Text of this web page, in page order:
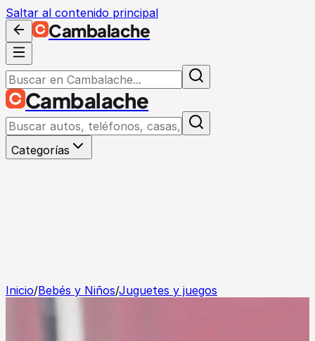
Saltar al contenido principal
Cambalache
Cambalache
Categorías
Inicio/Bebés y Niños/Juguetes y juegos